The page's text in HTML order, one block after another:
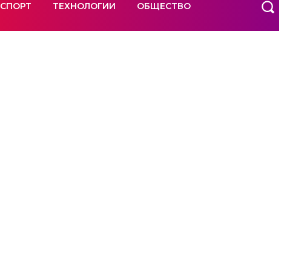
СПОРТ ТЕХНОЛОГИИ ОБЩЕСТВО